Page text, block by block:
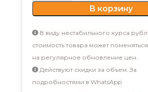
В корзину
В виду нестабильного курса
стоимость товара может
на регулярное обновление цен.
Действуют скидки за объем. За
подробностями в WhatsApp